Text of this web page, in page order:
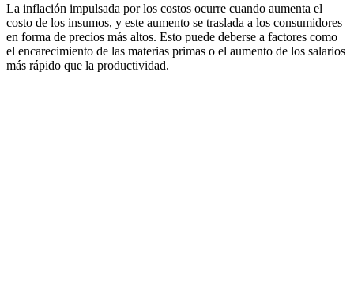
La inflación impulsada por los costos ocurre cuando aumenta el
costo de los insumos, y este aumento se traslada a los consumidores
en forma de precios más altos. Esto puede deberse a factores como
el encarecimiento de las materias primas o el aumento de los salarios
más rápido que la productividad.